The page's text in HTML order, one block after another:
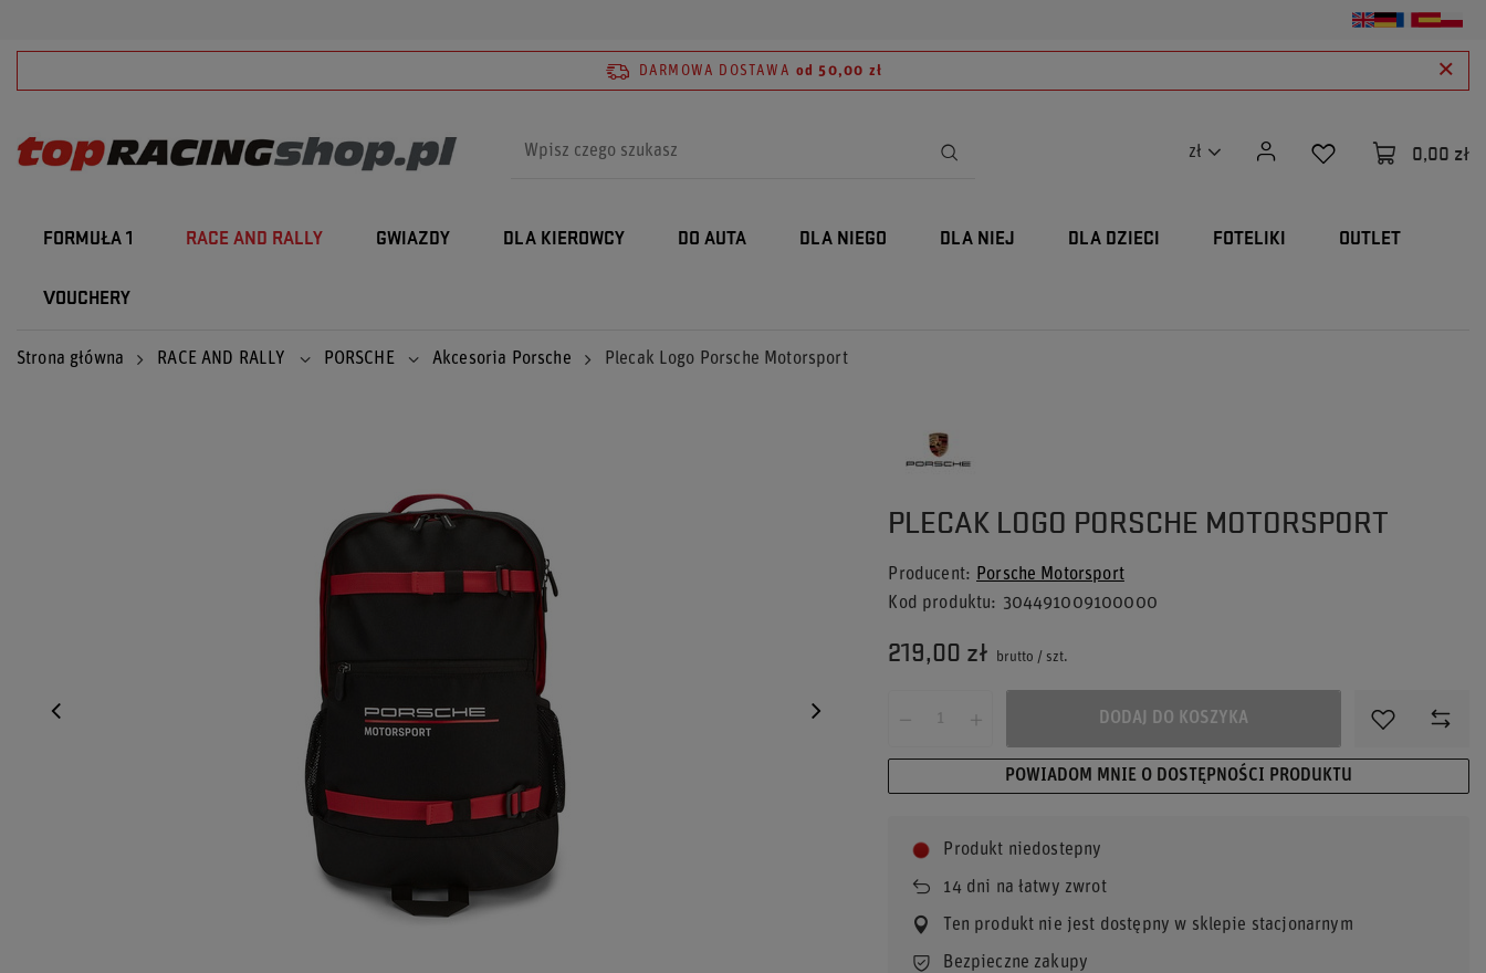
DARMOWA DOSTAWA od 50,00 zł
zł 0,00 zł
FORMUŁA 1 RACE AND RALLY GWIAZDY DLA KIEROWCY DO AUTA DLA NIEGO DLA NIEJ DLA DZIECI FOTELIKI OUTLET
VOUCHERY
Strona główna RACE AND RALLY PORSCHE Akcesoria Porsche Plecak Logo Porsche Motorsport
PLECAK LOGO PORSCHE MOTORSPORT
Producent
Porsche Motorsport
Kod produktu
304491009100000
219,00 zł brutto / szt.
DODAJ DO KOSZYKA
POWIADOM MNIE O DOSTĘPNOŚCI PRODUKTU
Produkt niedostepny
14dni na łatwy zwrot
Ten produkt nie jest dostępny w sklepie stacjonarnym
Bezpieczne zakupy